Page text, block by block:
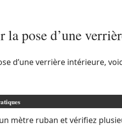
la pose d’une
d’une verrière intérieure,
mètre ruban et vérifiez